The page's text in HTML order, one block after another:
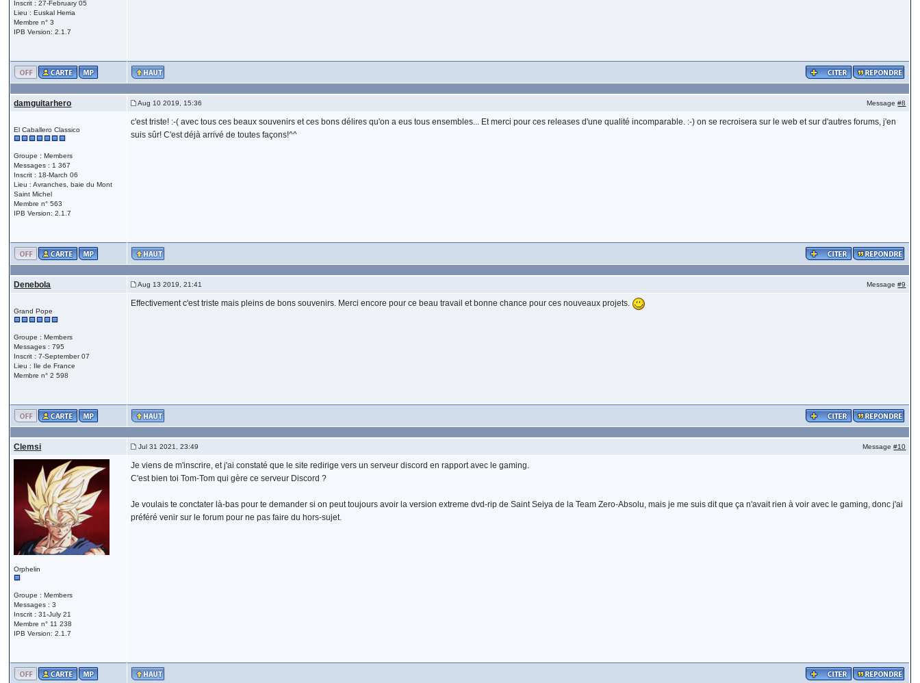
Inscrit : 27-February 05
Lieu : Euskal Herria
Membre n° 3
IPB Version: 2.1.7
damguitarhero Aug 10 2019, 15:36 Message#8
El Caballero Classico
Groupe : Members
Messages : 1 367
Inscrit : 18-March 06
Lieu : Avranches, baie du Mont
Saint Michel
Membre n° 563
IPB Version: 2.1.7
c'est triste! :-( avec tous ces beaux souvenirs et ces bons délires qu'on a eus tous ensembles... Et merci pour ces releases d'une qualité incomparable. :-) on se recroisera sur le web et sur d'autres forums, j'en
suis sûr! C'est déjà arrivé de toutes façons!^^
Denebola Aug 13 2019, 21:41 Message#9
Grand Pope
Groupe : Members
Messages : 795
Inscrit : 7-September 07
Lieu : Ile de France
Membre n° 2 598
Effectivement c'est triste mais pleins de bons souvenirs. Merci encore pour ce beau travail et bonne chance pour ces nouveaux projets.
Clemsi Jul 31 2021, 23:49 Message#10
Orphelin
Groupe : Members
Messages : 3
Inscrit : 31-July 21
Membre n° 11 238
IPB Version: 2.1.7
Je viens de m'inscrire, et j'ai constaté que le site redirige vers un serveur discord en rapport avec le gaming.
C'est bien toi Tom-Tom qui gère ce serveur Discord ?
Je voulais te conctater là-bas pour te demander si on peut toujours avoir la version extreme dvd-rip de Saint Seiya de la Team Zero-Absolu, mais je me suis dit que ça n'avait rien à voir avec le gaming, donc j'ai
préféré venir sur le forum pour ne pas faire du hors-sujet.